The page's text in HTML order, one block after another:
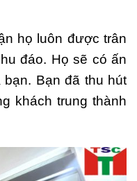
họ luôn được trân
đáo. Họ sẽ có ấn
Bạn đã thu hút
khách trung thành